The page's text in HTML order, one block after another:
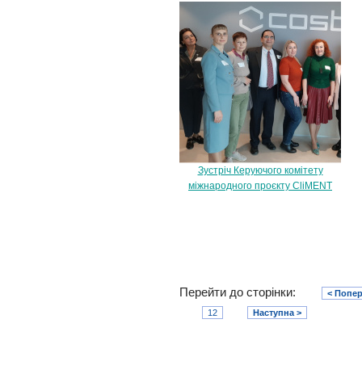
Зустріч Керуючого комітету
міжнародного проєкту CliMENT
Перейти до сторінки:
<
12
Наступна >